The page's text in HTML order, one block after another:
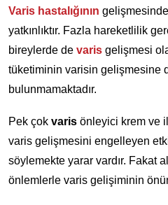
Varis hastalığının
yatkınlıktır. Fazla hareketlilik
bireylerde de varis gelişmesi
tüketiminin varisin gelişmesine
bulunmamaktadır.
Pek çok varis önleyici krem ve
varis gelişmesini engelleyen
söylemekte yarar vardır. Fakat
önlemlerle varis gelişiminin